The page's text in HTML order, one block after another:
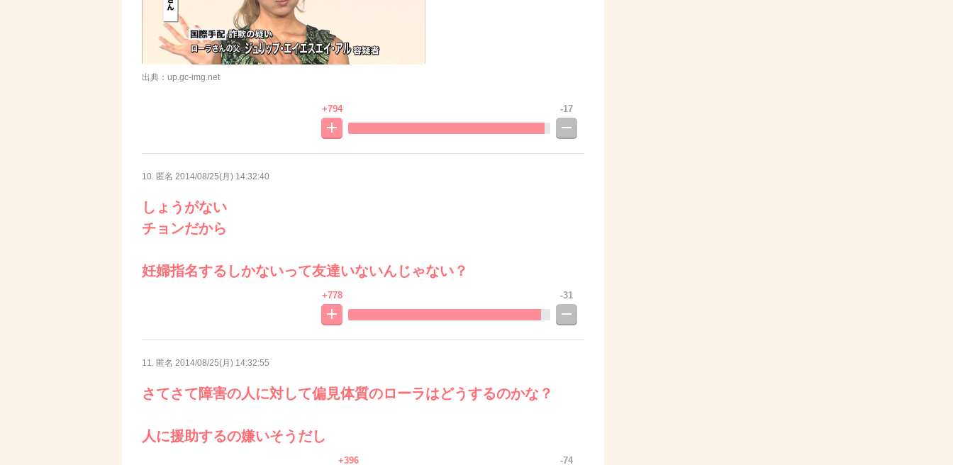
出典：up.gc-img.net
+794 -17
10. 匿名 2014/08/25(月) 14:32:40
しょうがない
チョンだから
妊婦指名するしかないって友達いないんじゃない？
+778 -31
11. 匿名 2014/08/25(月) 14:32:55
さてさて障害の人に対して偏見体質のローラはどうするのかな？
人に援助するの嫌いそうだし
+396 -74